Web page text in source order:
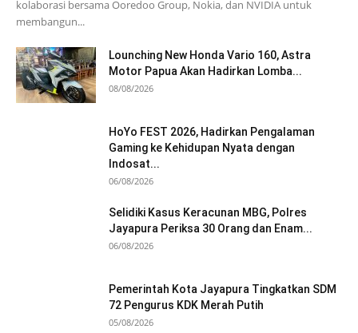
kolaborasi bersama Ooredoo Group, Nokia, dan NVIDIA untuk
membangun...
Lounching New Honda Vario 160, Astra
Motor Papua Akan Hadirkan Lomba...
08/08/2026
HoYo FEST 2026, Hadirkan Pengalaman
Gaming ke Kehidupan Nyata dengan
Indosat...
06/08/2026
Selidiki Kasus Keracunan MBG, Polres
Jayapura Periksa 30 Orang dan Enam...
06/08/2026
Pemerintah Kota Jayapura Tingkatkan SDM
72 Pengurus KDK Merah Putih
05/08/2026